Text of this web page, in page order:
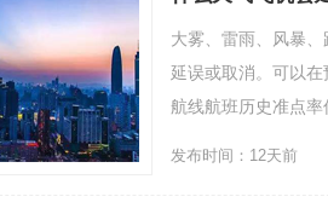
大雾、雷雨、风暴
延误或取消。可以在
航线航班历史准点率
发布时间：12天前